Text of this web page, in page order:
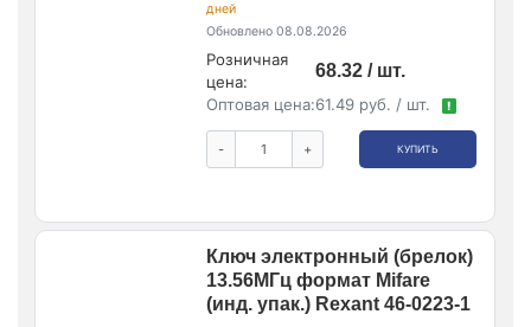
дней
Обновлено 08.08.2026
Розничная
цена:
68.32 / шт.
Оптовая цена:61.49 руб. / шт. !
- + КУПИТЬ
Ключ электронный (брелок)
13.56МГц формат Mifare
(инд. упак.) Rexant 46-0223-1